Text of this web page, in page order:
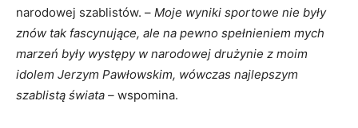
narodowej szablistów. – Moje wyniki sportowe nie były
znów tak fascynujące, ale na pewno spełnieniem mych
marzeń były występy w narodowej drużynie z moim
idolem Jerzym Pawłowskim, wówczas najlepszym
szablistą świata – wspomina.